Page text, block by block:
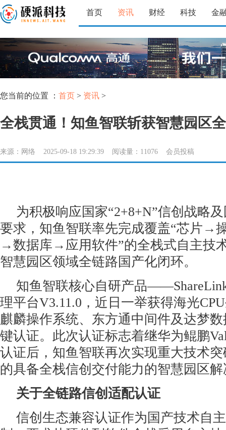
首页 资讯 财经 科技 金
您当前的位置 ： 首页 > 资讯 >
全栈贯通！知鱼智联斩获智慧园区
来源：网络 2025-09-18 19:29:39 阅读量：11076 会员投稿
为积极响应国家“2+8+N”信创战略
要求，知鱼智联率先完成覆盖“芯片→
→数据库→应用软件”的全栈式自主技
智慧园区领域全链路国产化闭环。
知鱼智联核心自研产品
理平台V3.11.0，近日一举获得海光
麒麟操作系统、东方通中间件及达梦
键认证。此次认证标志着继华为鲲鹏
认证后，知鱼智联再次实现重大技术
的具备全栈信创交付能力的智慧园区
关于全链路信创适配认证
信创生态兼容认证作为国产技术自